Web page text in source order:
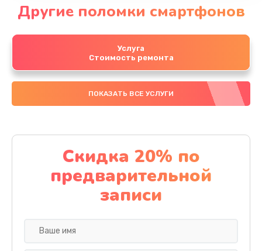
Другие поломки смартфонов
Услуга
Стоимость ремонта
ПОКАЗАТЬ ВСЕ УСЛУГИ
Скидка 20% по
предварительной
записи